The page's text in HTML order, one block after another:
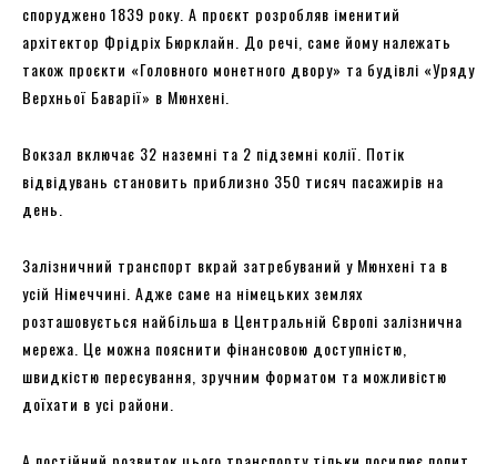
споруджено 1839 року. А проєкт розробляв іменитий
архітектор Фрідріх Бюрклайн. До речі, саме йому належать
також проєкти «Головного монетного двору» та будівлі «Уряду
Верхньої Баварії» в Мюнхені.
Вокзал включає 32 наземні та 2 підземні колії. Потік
відвідувань становить приблизно 350 тисяч пасажирів на
день.
Залізничний транспорт вкрай затребуваний у Мюнхені та в
усій Німеччині. Адже саме на німецьких землях
розташовується найбільша в Центральній Європі залізнична
мережа. Це можна пояснити фінансовою доступністю,
швидкістю пересування, зручним форматом та можливістю
доїхати в усі райони.